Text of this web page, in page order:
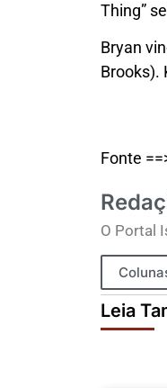
Thing”
Bryan
Brooks).
Fonte
O Portal
Leia